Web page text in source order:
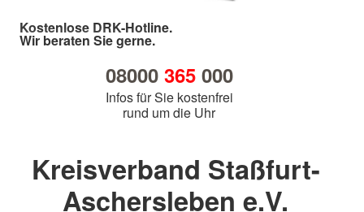
Kostenlose DRK-Hotline.
Wir beraten Sie gerne.
08000 365000
Infos für Sie kostenfrei
rund um die Uhr
Kreisverband Staßfurt-
Aschersleben e.V.